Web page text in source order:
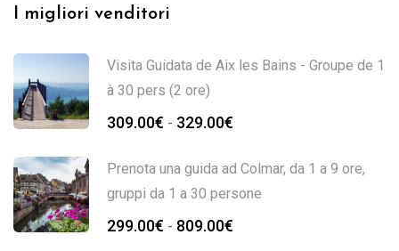
I migliori venditori
Visita Guidata de Aix les Bains - Groupe de 1
à 30 pers (2 ore)
309.00€ - 329.00€
Prenota una guida ad Colmar, da 1 a 9 ore,
gruppi da 1 a 30 persone
299.00€ - 809.00€